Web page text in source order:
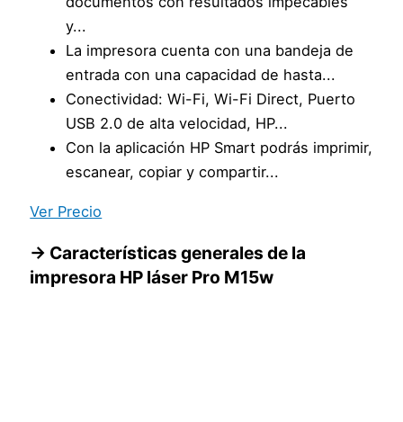
y...
La impresora cuenta con una bandeja de
entrada con una capacidad de hasta...
Conectividad: Wi-Fi, Wi-Fi Direct, Puerto
USB 2.0 de alta velocidad, HP...
Con la aplicación HP Smart podrás imprimir,
escanear, copiar y compartir...
Ver Precio
→ Características generales de la
impresora HP láser Pro M15w